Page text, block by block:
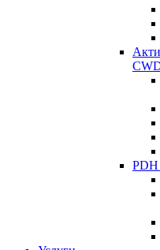
PDH